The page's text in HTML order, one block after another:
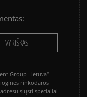
VYRIŠKAS
Group Lietuva“
rinkodaros
siųsti specialiai